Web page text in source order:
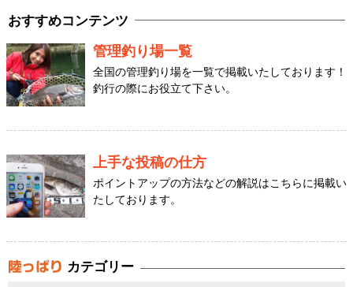
おすすめコンテンツ
管理釣り場一覧
全国の管理釣り場を一覧で掲載いたしております！
釣行の際にお役立て下さい。
上手な投稿の仕方
ポイントアップの方法などの解説はこちらに掲載い
たしております。
カテゴリー